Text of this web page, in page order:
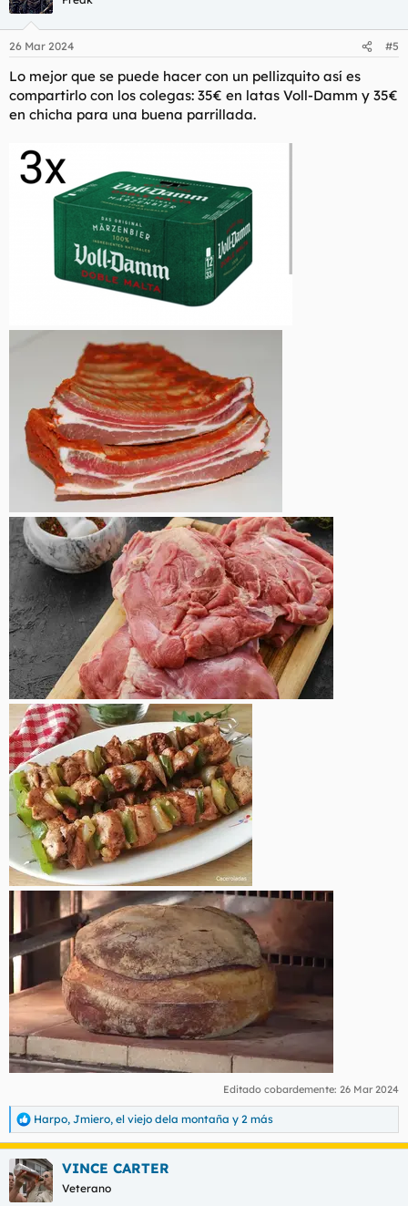
i
e
:
26 Mar 2024 #5
Lo mejor que se puede hacer con un pellizquito así es
compartirlo con los colegas: 35€ en latas Voll-Damm y 35€
en chicha para una buena parrillada.
Editado cobardemente: 26 Mar 2024
R
e
a
c
c
i
Harpo, Jmiero, el viejo dela montaña y 2 más
VINCE CARTER
Veterano